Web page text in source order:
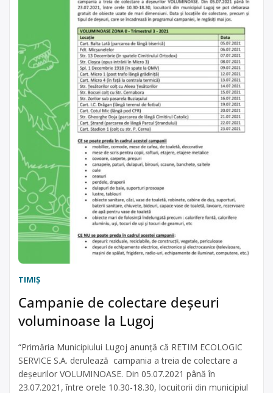
TIMIŞ
Campanie de colectare deșeuri
voluminoase la Lugoj
“Primăria Municipiului Lugoj anunță că RETIM ECOLOGIC
SERVICE S.A. derulează campania a treia de colectare a
deșeurilor VOLUMINOASE. Din 05.07.2021 până în
23.07.2021, între orele 10.30-18.30, locuitorii din municipiul